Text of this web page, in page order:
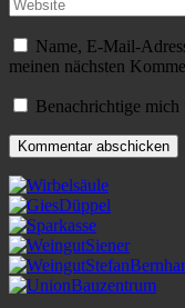
Name, E-Mail-
meinen nächsten
Benachrichtige